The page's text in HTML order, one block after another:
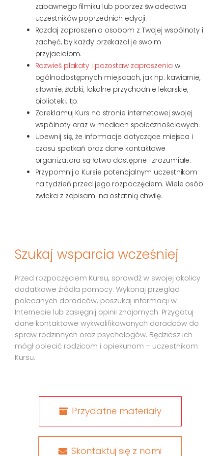
zabawnego filmiku lub poprzez świadectwa
uczestników poprzednich edycji.
Rozdaj zaproszenia osobom z Twojej wspólnoty i
zachęć, by każdy przekazał je swoim
przyjaciołom.
Rozwieś plakaty i pozostaw zaproszenia w
ogólnodostępnych miejscach, jak np. kawiarnie,
siłownie, żłobki, lokalne przychodnie lekarskie,
biblioteki, itp.
Zareklamuj Kurs na stronie internetowej swojej
wspólnoty oraz w mediach społecznościowych.
Upewnij się, że informacje dotyczące miejsca i
czasu spotkań oraz dane kontaktowe
organizatora są łatwo dostępne i zrozumiałe.
Przypomnij o Kursie potencjalnym uczestnikom
na tydzień przed jego rozpoczęciem. Wiele osób
zwleka z zapisami na ostatnią chwilę.
Szukaj wsparcia wcześniej
Przed rozpoczęciem Kursu, sprawdź w swojej okolicy
dodatkowe źródła pomocy. Wykonaj przegląd
polecanych doradców, poszukaj informacji w
Internecie lub zasięgnij opinii znajomych. Przygotuj
dane kontaktowe wykwalifikowanych doradców do
spraw rodzinnych oraz psychologów. Będziesz ich
mógł polecić rodzicom i opiekunom – uczestnikom
Kursu.
Przydatne materiały
Skontaktuj się z nami